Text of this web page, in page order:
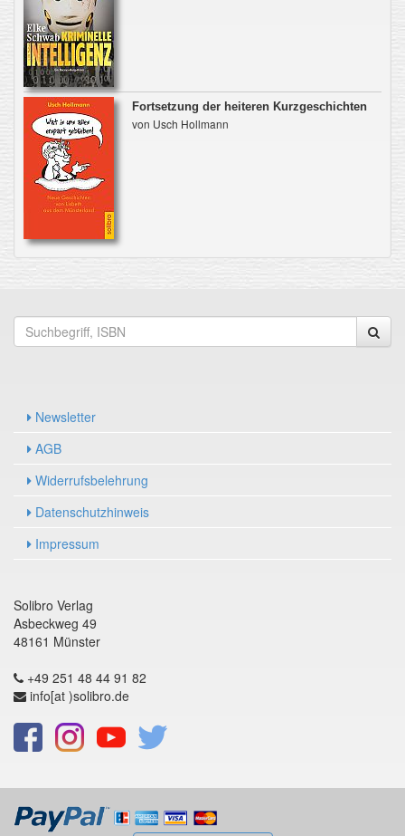
Fortsetzung der heiteren Kurzgeschichten
von Usch Hollmann
Newsletter
AGB
Widerrufsbelehrung
Datenschutzhinweis
Impressum
Solibro Verlag
Asbeckweg 49
48161 Münster
+49 251 48 44 91 82
info[at )solibro.de